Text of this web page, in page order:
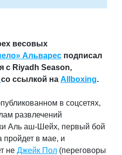
весовых
Альварес подписал
с Riyadh Season,
со ссылкой на Allboxing.
в соцсетях,
развлечений
Аль аш-Шейх, первый бой
пройдет в мае, и
не Джейк Пол (переговоры